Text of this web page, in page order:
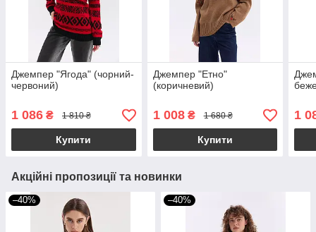
Джемпер "Ягода" (чорний-
червоний)
1 086 ₴ 1 810 ₴
Купити
Джемпер "Етно"
(коричневий)
1 008₴ 1 680 ₴
Купити
1
Акційні пропозиції та новинки
–40% –40%